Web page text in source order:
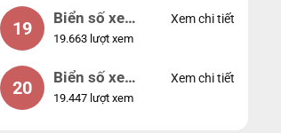
19
Biển số xe
99998
19.663 lượt xem
Xem chi tiết
20
Biển số xe
25525
19.447 lượt xem
Xem chi tiết